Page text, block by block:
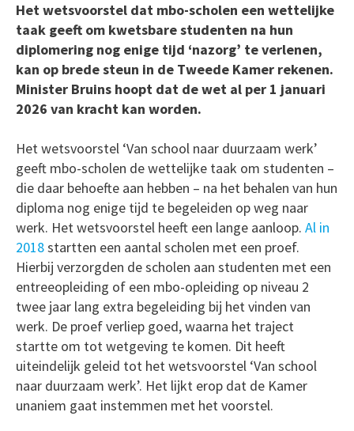
Het wetsvoorstel dat mbo-scholen een wettelijke
taak geeft om kwetsbare studenten na hun
diplomering nog enige tijd ‘nazorg’ te verlenen,
kan op brede steun in de Tweede Kamer rekenen.
Minister Bruins hoopt dat de wet al per 1 januari
2026 van kracht kan worden.
Het wetsvoorstel ‘Van school naar duurzaam werk’
geeft mbo-scholen de wettelijke taak om studenten –
die daar behoefte aan hebben – na het behalen van hun
diploma nog enige tijd te begeleiden op weg naar
werk. Het wetsvoorstel heeft een lange aanloop. Al in
2018startten een aantal scholen met een proef.
Hierbij verzorgden de scholen aan studenten met een
entreeopleiding of een mbo-opleiding op niveau 2
twee jaar lang extra begeleiding bij het vinden van
werk. De proef verliep goed, waarna het traject
startte om tot wetgeving te komen. Dit heeft
uiteindelijk geleid tot het wetsvoorstel ‘Van school
naar duurzaam werk’. Het lijkt erop dat de Kamer
unaniem gaat instemmen met het voorstel.